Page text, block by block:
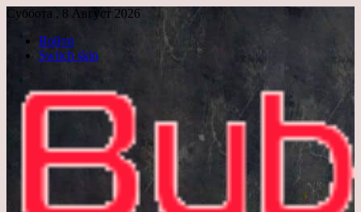
Суббота , 8 Август 2026
Войти
Switch skin